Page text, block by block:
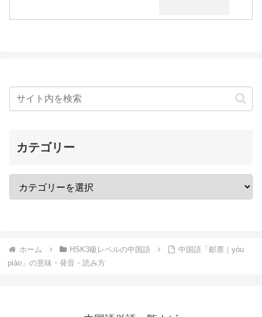
カテゴリー
ホーム HSK3級レベルの中国語
中国語「邮票｜yóu
piào」の意味・発音・読み方